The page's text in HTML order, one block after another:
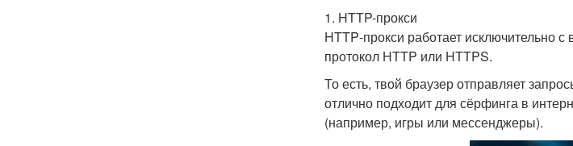
1. HTTP-прокси
HTTP‑прокси работает исключительно
протокол HTTP или HTTPS.
То есть, твой браузер отправляет
отлично подходит для сёрфинга в
(например, игры или мессенджеры).